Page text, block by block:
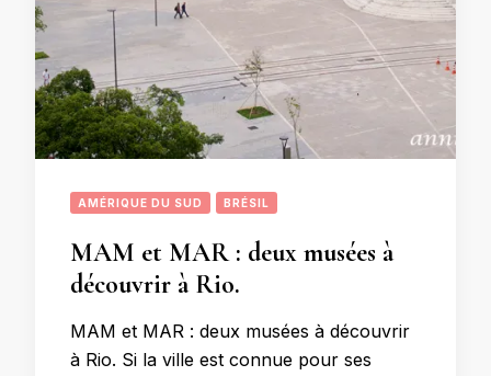
AMÉRIQUE DU SUD BRÉSIL
MAM et MAR : deux musées à
découvrir à Rio.
MAM et MAR : deux musées à découvrir
à Rio. Si la ville est connue pour ses